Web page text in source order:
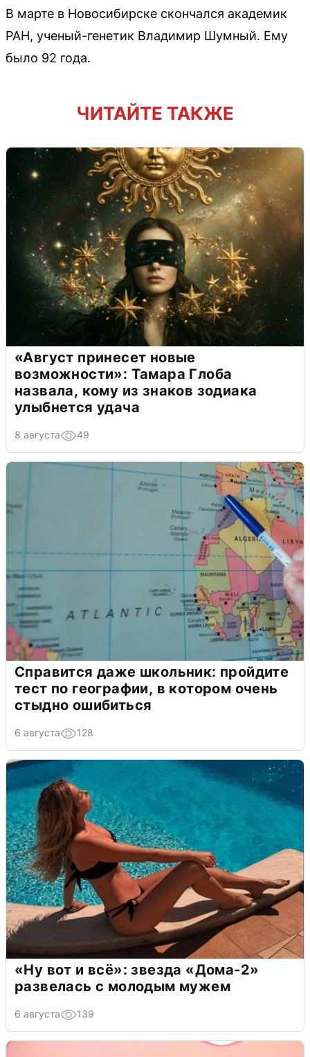
В марте в Новосибирске скончался академик
РАН, ученый-генетик Владимир Шумный. Ему
было 92 года.
ЧИТАЙТЕ ТАКЖЕ
«Август принесет новые
возможности»: Тамара Глоба
назвала, кому из знаков зодиака
улыбнется удача
8 августа 49
Справится даже школьник: пройдите
тест по географии, в котором очень
стыдно ошибиться
6 августа 128
«Ну вот и всё»: звезда «Дома-2»
развелась с молодым мужем
6 августа 139